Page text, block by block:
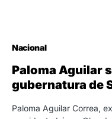
Nacional
Paloma Aguilar
gubernatura de
Paloma Aguilar Correa,